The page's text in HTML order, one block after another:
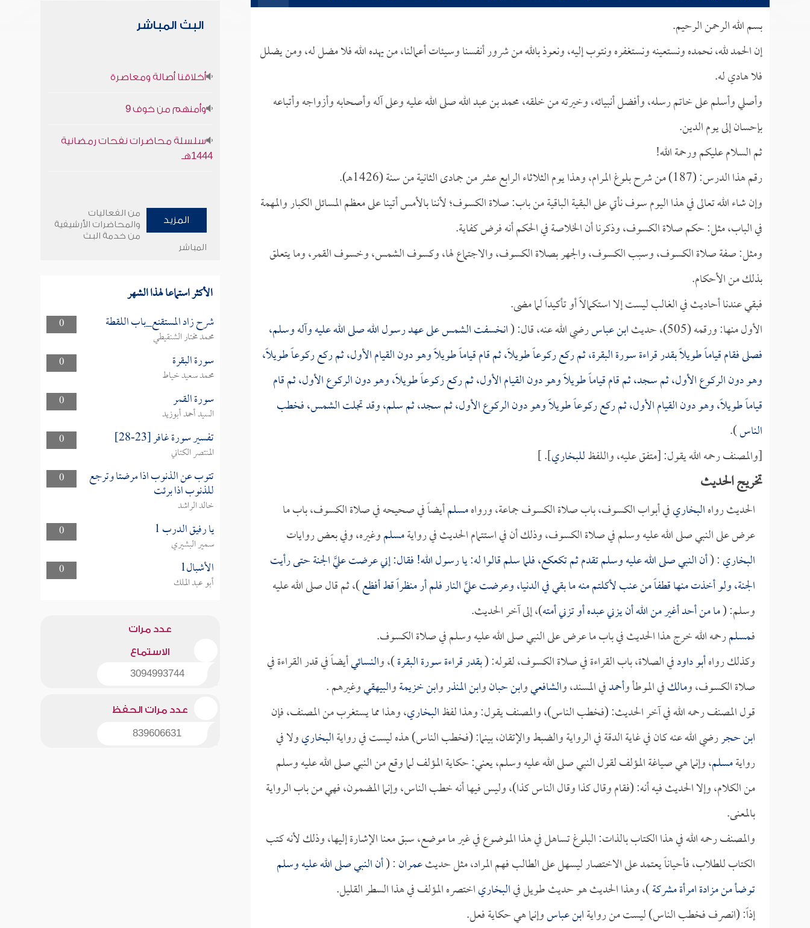
بسم الله الرحمن الرحيم.
إن الحمد لله، نحمده ونستعينه ونستغفره ونتوب إليه، ونعوذ بالله من شرور أنفسنا وسيئات أعمالنا، من يهده الله فلا مضل له، ومن يضلل
فلا هادي له.
وأصلي وأسلم على خاتم رسله، وأفضل أنبيائه، وخيرته من خلقه، محمد بن عبد الله صلى الله عليه وعلى آله وأصحابه وأزواجه وأتباعه
بإحسان إلى يوم الدين.
ثم السلام عليكم ورحمة الله!
رقم هذا الدرس: (187) من شرح بلوغ المرام، وهذا يوم الثلاثاء الرابع عشر من جمادى الثانية من سنة (1426هـ).
وإن شاء الله تعالى في هذا اليوم سوف نأتي على البقية الباقية من باب: صلاة الكسوف؛ لأننا بالأمس أتينا على معظم المسائل الكبار والمهمة
في الباب، مثل: حكم صلاة الكسوف، وذكرنا أن الخلاصة في الحكم أنه فرض كفاية.
ومثل: صفة صلاة الكسوف، وسبب الكسوف، والجهر بصلاة الكسوف، والاجتماع لها، وكسوف الشمس، وخسوف القمر، وما يتعلق
بذلك من الأحكام.
فبقي عندنا أحاديث في الغالب ليست إلا استكمالاً أو تأكيداً لما مضى.
الأول منها: ورقمه (505)، حديث
ابن عباسرضي الله عنه، قال: (انخسفت الشمس على عهد رسول الله صلى الله عليه وآله وسلم،
فصلى فقام قياماً طويلاً بقدر قراءة سورة البقرة، ثم ركع ركوعاً طويلاً، ثم قام قياماً طويلاً وهو دون القيام الأول، ثم ركع ركوعاً طويلاً،
وهو دون الركوع الأول، ثم سجد، ثم قام قياماً طويلاً وهو دون القيام الأول، ثم ركع ركوعاً طويلاً، وهو دون الركوع الأول، ثم قام
قياماً طويلاً، وهو دون القيام الأول، ثم ركع ركوعاً طويلاً وهو دون الركوع الأول، ثم سجد، ثم سلم، وقد تجلت الشمس، فخطب
الناس).
[والمصنف رحمه الله يقول: [متفق عليه، واللفظللبخاري]. ]
تخريج الحديث
الحديث رواهالبخاريفي أبواب الكسوف، باب صلاة الكسوف جماعة، ورواهمسلمأيضاً في صحيحه في صلاة الكسوف، باب ما
عرض على النبي صلى الله عليه وسلم في صلاة الكسوف، وذلك أن في استتمام الحديث في روايةمسلموغيره، وفي بعض روايات
البخاري: (أن النبي صلى الله عليه وسلم تقدم ثم تكعكع، فلما سلم قالوا له: يا رسول الله! فقال: إني عرضت عليَّ الجنة حتى رأيت
الجنة، ولو أخذت منها قطفاً من عنب لأكلتم منه ما بقي في الدنيا، وعرضت عليَّ النار فلم أر منظراً قط أفظع)، ثم قال صلى الله عليه
وسلم: (ما من أحد أغير من الله أن يزني عبده أو تزني أمته)، إلى آخر الحديث.
فـمسلمرحمه الله خرج هذا الحديث في باب ما عرض على النبي صلى الله عليه وسلم في صلاة الكسوف.
وكذلك رواهأبو داودفي الصلاة، باب القراءة في صلاة الكسوف، لقوله: (بقدر قراءة سورة البقرة)، والنسائيأيضاً في قدر القراءة في
صلاة الكسوف، ومالكفي الموطأ وأحمدفي المسند، والشافعيوابن حبانوابن المنذروابن خزيمةوالبيهقيوغيرهم .
قول المصنف رحمه الله في آخر الحديث: (فخطب الناس)، والمصنف يقول: وهذا لفظالبخاري، وهذا مما يستغرب من المصنف، فإن
ابن حجررضي الله عنه كان في غاية الدقة في الرواية والضبط والإتقان، بينما: (فخطب الناس) هذه ليست في روايةالبخاريولا في
روايةمسلم، وإنما هي صياغة المؤلف لقول النبي صلى الله عليه وسلم، يعني: حكاية المؤلف لما وقع من النبي صلى الله عليه وسلم
من الكلام، وإلا الحديث فيه أنه: (فقام وقال كذا وقال الناس كذا)، وليس فيها أنه خطب الناس، وإنما المضمون، فهي من باب الرواية
بالمعنى.
والمصنف رحمه الله في هذا الكتاب بالذات: البلوغ تساهل في هذا الموضوع في غير ما موضع، سبق معنا الإشارة إليها، وذلك لأنه كتب
الكتاب للطلاب، فأحياناً يعتمد على الاختصار ليسهل على الطالب فهم المراد، مثل حديثعمران: (أن النبي صلى الله عليه وسلم
توضأ من مزادة امرأة مشركة)، وهذا الحديث هو حديث طويل فيالبخارياختصره المؤلف في هذا السطر القليل.
إذاً: (انصرف فخطب الناس) ليست من روايةابن عباسوإنما هي حكاية فعل.
البث المباشر
أخلاقنا أصالة ومعاصرة
وأمنهم من خوف 9
سلسلة محاضرات نفحات رمضانية
1444هـ
المزيد
من الفعاليات
والمحاضرات الأرشيفية
من خدمة البث
المباشر
الأكثر استماعا لهذا الشهر
0 شرح زاد المستقنع_باب اللقطة
محمد مختار الشنقيطي
0
سورة البقرة
محمد سعيد خياط
0
سورة القمر
السيد أحمد أبوزيد
0
تفسير سورة غافر [23-28]
المنتصر الكتاني
0
تتوب عن الذنوب اذا مرضتا وترجع
للذنوب اذا برئت
خالد الراشد
0
يا رفيق الدرب 1
سمير البشيري
0
الأشبال1
أبو عبد الملك
عدد مرات
الاستماع
3094993744
عدد مرات الحفظ
839606631